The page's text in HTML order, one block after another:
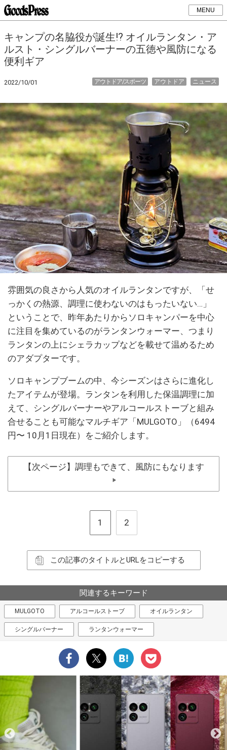
MENU
キャンプの名脇役が誕生!? オイルランタン・ア
ルスト・シングルバーナーの五徳や風防になる
便利ギア
2022/10/01 ニュース
アウトドア
アウトドア/スポーツ
雰囲気の良さから人気のオイルランタンですが、「せ
っかくの熱源、調理に使わないのはもったいない…」
ということで、昨年あたりからソロキャンパーを中心
に注目を集めているのがランタンウォーマー、つまり
ランタンの上にシェラカップなどを載せて温めるため
のアダプターです。
ソロキャンプブームの中、今シーズンはさらに進化し
たアイテムが登場。ランタンを利用した保温調理に加
えて、シングルバーナーやアルコールストーブと組み
合せることも可能なマルチギア「MULGOTO」（6494
円〜 10月1日現在）をご紹介します。
【次ページ】調理もできて、風防にもなります
▶
1 2
この記事のタイトルとURLをコピーする
関連するキーワード
MULGOTO アルコールストーブ オイルランタン
シングルバーナー ランタンウォーマー